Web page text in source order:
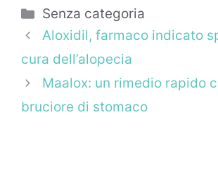
Categorie
Senza categoria
Aloxidil, farmaco indicato
cura dell’alopecia
Maalox: un rimedio rapido
bruciore di stomaco